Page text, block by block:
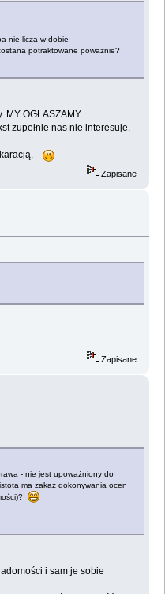
nie licza w dobie
potraktowane powaznie?
MY OGŁASZAMY
zupełnie nas nie interesuje.
Zapisane
Zapisane
- nie jest upoważniony do
ma zakaz dokonywania ocen
i sam je sobie